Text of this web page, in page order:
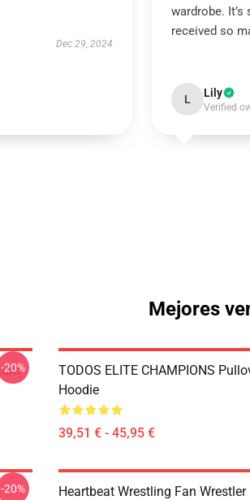
Dec 29, 2024
wardrobe. It’s
received so
L Lily
Verified
Mejores
-20%
TODOS ELITE CHAMPIONS
Hoodie
39,51 € - 45,95 €
-20%
Heartbeat Wrestling Fan Wrestler